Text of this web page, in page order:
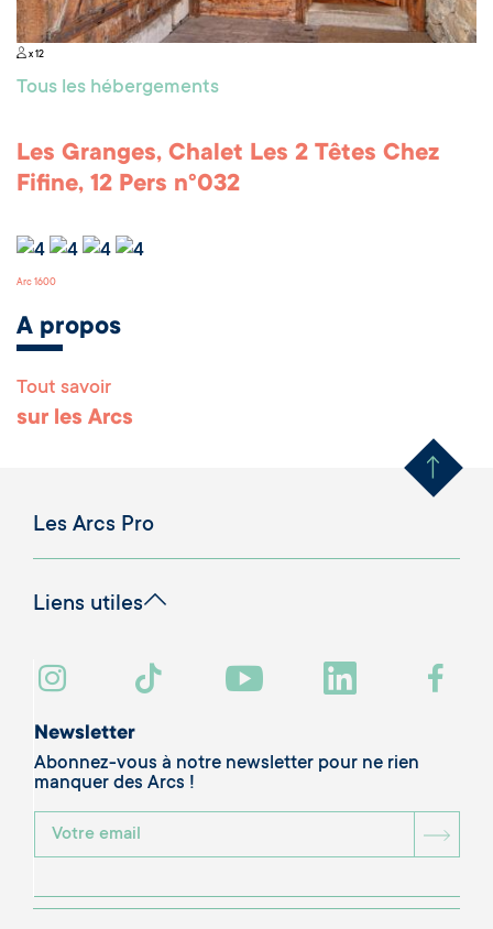
x 12
Tous les hébergements
Les Granges, Chalet Les 2 Têtes Chez
Fifine, 12 Pers n°032
Arc 1600
A propos
Tout savoir
sur les Arcs Remonter
Les Arcs Pro
Liens utiles
Newsletter
Abonnez-vous à notre newsletter pour ne rien
manquer des Arcs !